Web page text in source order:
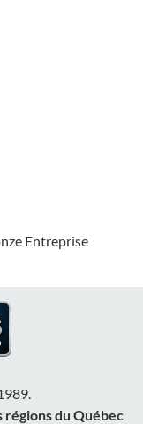
Entreprise
du Québec